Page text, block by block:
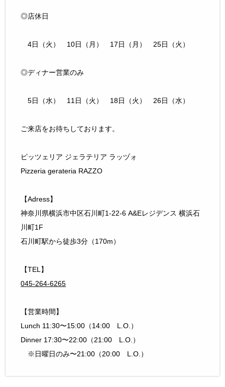
◎店休日
4日（火） 10日（月） 17日（月） 25日（火）
◎ディナー営業のみ
5日（水） 11日（火） 18日（火） 26日（水）
ご来店をお待ちしております。
ピッツェリア ジェラテリア ラッヅォ
Pizzeria gerateria RAZZO
【Adress】
神奈川県横浜市中区石川町1-22-6 A&Eレジデンス 横浜石
川町1F
石川町駅から徒歩3分（170m）
【TEL】
045-264-6265
【営業時間】
Lunch 11:30〜15:00（14:00 L.O.）
Dinner 17:30〜22:00（21:00 L.O.）
※日曜日のみ〜21:00（20:00 L.O.）